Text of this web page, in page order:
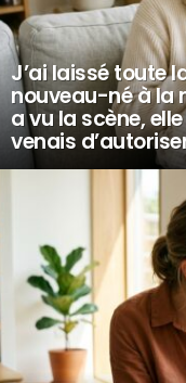
J’ai laissé toute
nouveau-né à la
a vu la scène,
venais